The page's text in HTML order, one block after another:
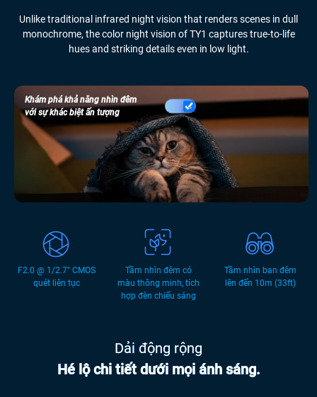
Unlike traditional infrared night vision that renders scenes in dull
monochrome, the color night vision of TY1 captures true-to-life
hues and striking details even in low light.
Khám phá khả năng nhìn đêm
với sự khác biệt ấn tượng
F2.0 @ 1/2.7" CMOS
quét liên tục
Tầm nhìn đêm có
màu thông minh, tích
hợp đèn chiếu sáng
Tầm nhìn ban đêm
lên đến 10m (33ft)
Dải động rộng
Hé lộ chi tiết dưới mọi ánh sáng.